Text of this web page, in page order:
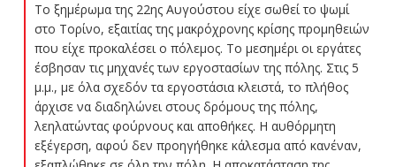
Το ξημέρωμα της 22ης Αυγούστου είχε σωθεί το ψωμί
στο Τορίνο, εξαιτίας της μακρόχρονης κρίσης προμηθειών
που είχε προκαλέσει ο πόλεμος. Το μεσημέρι οι εργάτες
έσβησαν τις μηχανές των εργοστασίων της πόλης. Στις 5
μ.μ., με όλα σχεδόν τα εργοστάσια κλειστά, το πλήθος
άρχισε να διαδηλώνει στους δρόμους της πόλης,
λεηλατώντας φούρνους και αποθήκες. Η αυθόρμητη
εξέγερση, αφού δεν προηγήθηκε κάλεσμα από κανέναν,